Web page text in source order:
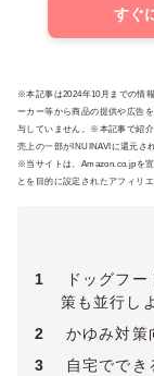
すぐ
※本記事は2024年10月までの情
ーカー等から商品の提供や広告
与していません。※本記事で紹
売上の一部がINUINAVIに還元さ
※当サイトは、Amazon.co.jpを
とを目的に設定されたアフィリ
1
ドッグフ
策も並行し
2
かゆみ対策
3
自宅でで